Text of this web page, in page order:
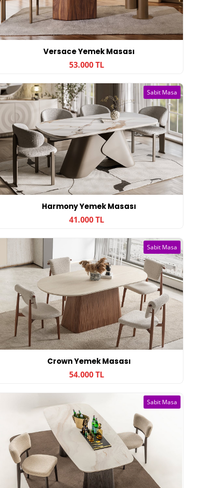
Versace Yemek Masası
53.000 TL
Harmony Yemek Masası
41.000 TL
Sabit Masa
Crown Yemek Masası
54.000 TL
Sabit Masa
Sabit Masa